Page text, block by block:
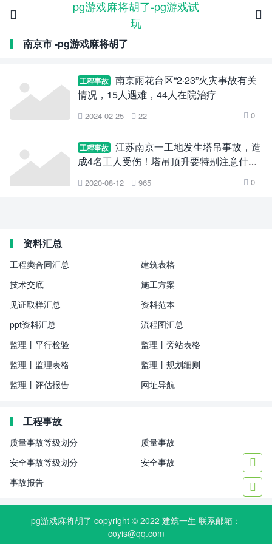
pg游戏麻将胡了-pg游戏试
玩


南京市 -pg游戏麻将胡了
工程事故
南京雨花台区“2·23”火灾事故有关
情况，15人遇难，44人在院治疗
 2024-02-25  22  0
工程事故
江苏南京一工地发生塔吊事故，造
成4名工人受伤！塔吊顶升要特别注意什
 2020-08-12  965  0
资料汇总
工程类合同汇总
建筑表格
技术交底
施工方案
见证取样汇总
资料范本
ppt资料汇总
流程图汇总
监理丨平行检验
监理丨旁站表格
监理丨监理表格
监理丨规划细则
监理丨评估报告
网址导航
工程事故
质量事故等级划分
质量事故
安全事故等级划分
安全事故
事故报告


pg游戏麻将胡了 copyright © 2022 建筑一生 联系邮箱：
coyis@qq.com